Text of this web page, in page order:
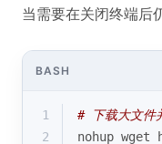
当需要在关闭终端后
BASH
1
# 下载大文件
2
nohup